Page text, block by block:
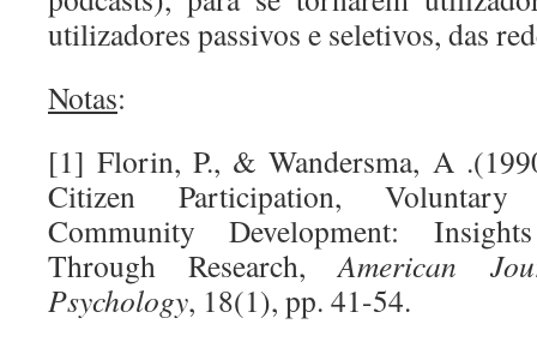
utilizadores passivos e seletivos, das
Notas:
[1] Florin, P., & Wandersma, A
Citizen Participation, Voluntary
Community Development:
Through Research,American
Psychology, 18(1), pp. 41-54.